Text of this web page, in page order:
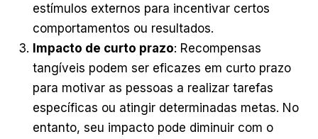
estímulos externos para incentivar certos
comportamentos ou resultados.
Impacto de curto prazo: Recompensas
tangíveis podem ser eficazes em curto prazo
para motivar as pessoas a realizar tarefas
específicas ou atingir determinadas metas. No
entanto, seu impacto pode diminuir com o